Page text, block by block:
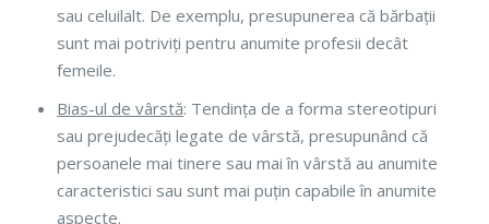
sau celuilalt. De exemplu, presupunerea că bărbații
sunt mai potriviți pentru anumite profesii decât
femeile.
Bias-ul de vârstă: Tendința de a forma stereotipuri
sau prejudecăți legate de vârstă, presupunând că
persoanele mai tinere sau mai în vârstă au anumite
caracteristici sau sunt mai puțin capabile în anumite
aspecte.